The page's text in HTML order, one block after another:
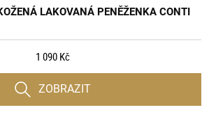
LAKOVANÁ PENĚŽENKA CONTI
1 090 Kč
ZOBRAZIT